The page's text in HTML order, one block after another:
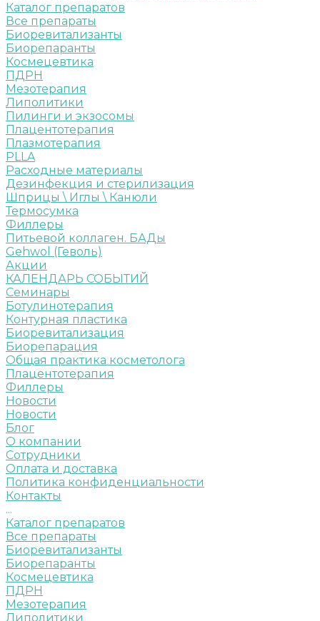
Каталог препаратов
Все препараты
Биоревитализанты
Биорепаранты
Космецевтика
ПДРН
Мезотерапия
Липолитики
Пилинги и экзосомы
Плацентотерапия
Плазмотерапия
PLLA
Расходные материалы
Дезинфекция и стерилизация
Шприцы \ Иглы \ Канюли
Термосумка
Филлеры
Питьевой коллаген. БАДы
Gehwol (Геволь)
Акции
КАЛЕНДАРЬ СОБЫТИЙ
Семинары
Ботулинотерапия
Контурная пластика
Биоревитализация
Биорепарация
Общая практика косметолога
Плацентотерапия
Филлеры
Новости
Новости
Блог
О компании
Сотрудники
Оплата и доставка
Политика конфиденциальности
Контакты
...
Каталог препаратов
Все препараты
Биоревитализанты
Биорепаранты
Космецевтика
ПДРН
Мезотерапия
Липолитики